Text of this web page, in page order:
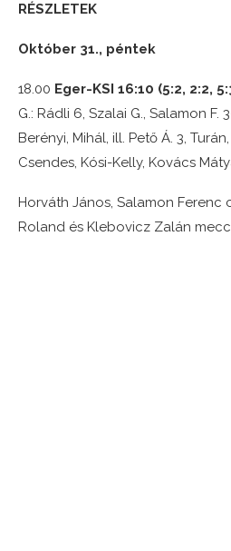
RÉSZLETEK
Október 31., péntek
18.00 Eger-KSI 16:10 (5:2, 2:2,
G.: Rádli 6, Szalai G., Salamon F.
Berényi, Mihál, ill. Pető Á. 3,
Csendes, Kósi-Kelly, Kovács
Horváth János, Salamon Ferenc
Roland és Klebovicz Zalán